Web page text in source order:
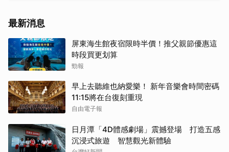
最新消息
屏東海生館夜宿限時半價！推父親節優惠這
時段買更划算
勁報
早上去聽維也納愛樂！ 新年音樂會時間密碼
11:15將在台復刻重現
自由電子報
日月潭「4D體感劇場」震撼登場 打造五感
沉浸式旅遊 智慧觀光新體驗